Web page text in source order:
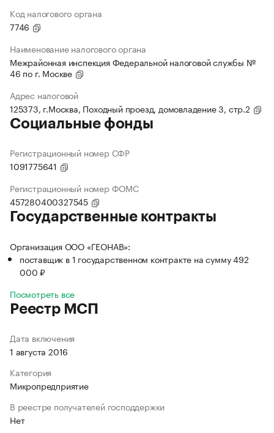
Код налогового органа
7746
Наименование налогового органа
Межрайонная инспекция Федеральной налоговой службы №
46 по г. Москве
Адрес налоговой
125373, г.Москва, Походный проезд, домовладение 3, стр.2
Социальные фонды
Регистрационный номер СФР
1091775641
Регистрационный номер ФОМС
457280400327545
Государственные контракты
Организация ООО «ГЕОНАВ»:
поставщик в 1 государственном контракте на сумму 492
000 ₽
Посмотреть все
Реестр МСП
Дата включения
1 августа 2016
Категория
Микропредприятие
В реестре получателей господдержки
Нет